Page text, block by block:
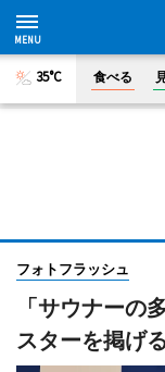
35°C 食べる
フォトフラッシュ
「サウナーの
スターを掲げ